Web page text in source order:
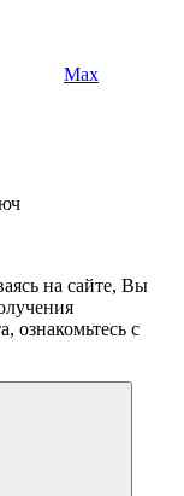
Max
на сайте, Вы
ознакомьтесь с